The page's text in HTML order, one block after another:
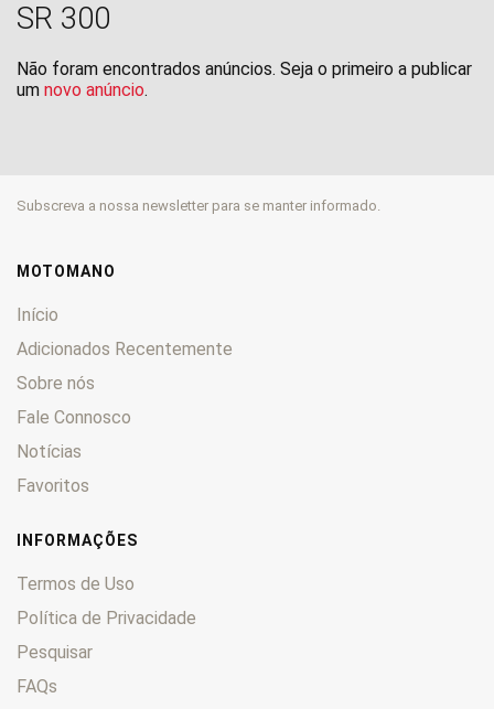
SR 300
Não foram encontrados anúncios. Seja o primeiro a publicar
um novo anúncio.
Subscreva a nossa newsletter para se manter informado.
MOTOMANO
Início
Adicionados Recentemente
Sobre nós
Fale Connosco
Notícias
Favoritos
INFORMAÇÕES
Termos de Uso
Política de Privacidade
Pesquisar
FAQs